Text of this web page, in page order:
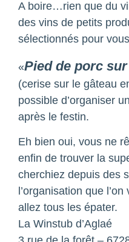
A boire…rien que du
des vins de petits
sélectionnés pour
«Pied de porc
(cerise sur le gâteau
possible d’organiser
après le festin.
Eh bien oui, vous ne
enﬁn de trouver la
cherchiez depuis des
l’organisation que
allez tous les épater.
La Winstub d’Aglaé